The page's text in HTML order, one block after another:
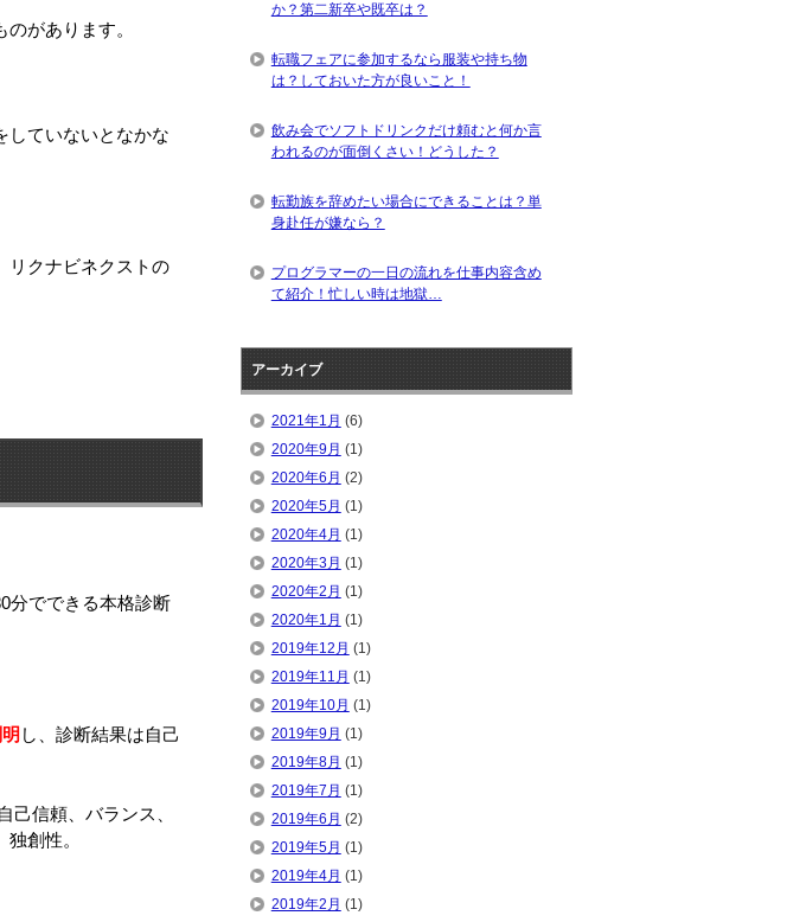
のがあります。
していないとなかな
リクナビネクストの
分でできる本格診断
し、診断結果は自己
信頼、バランス、
創性。
か？第二新卒や既卒は？
転職フェアに参加するなら服装や持ち物
は？しておいた方が良いこと！
飲み会でソフトドリンクだけ頼むと何か言
われるのが面倒くさい！どうした？
転勤族を辞めたい場合にできることは？単
身赴任が嫌なら？
プログラマーの一日の流れを仕事内容含め
て紹介！忙しい時は地獄…
アーカイブ
2021年1月 (6)
2020年9月 (1)
2020年6月 (2)
2020年5月 (1)
2020年4月 (1)
2020年3月 (1)
2020年2月 (1)
2020年1月 (1)
2019年12月 (1)
2019年11月 (1)
2019年10月 (1)
2019年9月 (1)
2019年8月 (1)
2019年7月 (1)
2019年6月 (2)
2019年5月 (1)
2019年4月 (1)
2019年2月 (1)